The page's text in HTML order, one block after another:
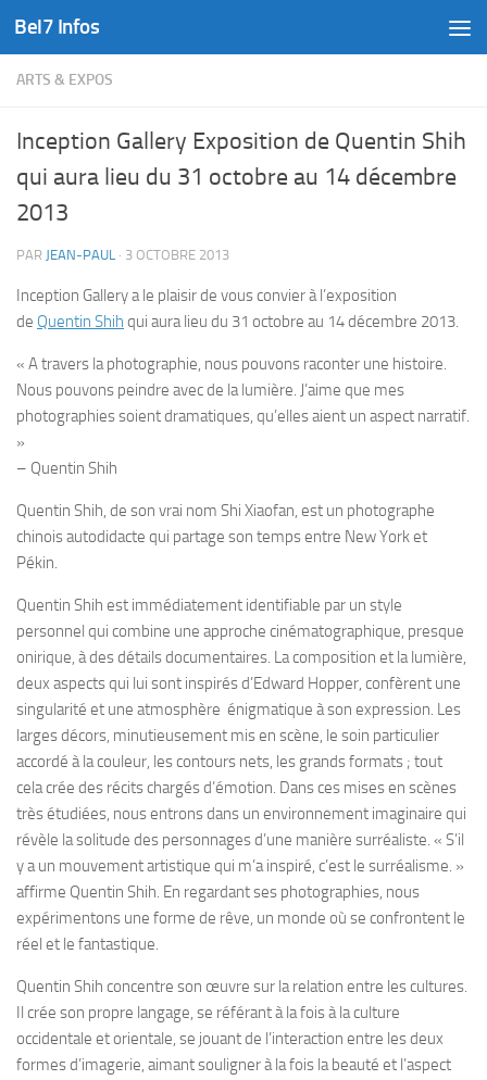
Skip to content
Bel7 Infos
ARTS & EXPOS
Inception Gallery Exposition de Quentin Shih
qui aura lieu du 31 octobre au 14 décembre
2013
PAR JEAN-PAUL · 3 OCTOBRE 2013
Inception Gallery a le plaisir de vous convier à l’exposition
de Quentin Shih qui aura lieu du 31 octobre au 14 décembre 2013.
« A travers la photographie, nous pouvons raconter une histoire.
Nous pouvons peindre avec de la lumière. J’aime que mes
photographies soient dramatiques, qu’elles aient un aspect narratif.
»
– Quentin Shih
Quentin Shih, de son vrai nom Shi Xiaofan, est un photographe
chinois autodidacte qui partage son temps entre New York et
Pékin.
Quentin Shih est immédiatement identifiable par un style
personnel qui combine une approche cinématographique, presque
onirique, à des détails documentaires. La composition et la lumière,
deux aspects qui lui sont inspirés d’Edward Hopper, confèrent une
singularité et une atmosphère énigmatique à son expression. Les
larges décors, minutieusement mis en scène, le soin particulier
accordé à la couleur, les contours nets, les grands formats ; tout
cela crée des récits chargés d’émotion. Dans ces mises en scènes
très étudiées, nous entrons dans un environnement imaginaire qui
révèle la solitude des personnages d’une manière surréaliste. « S’il
y a un mouvement artistique qui m’a inspiré, c’est le surréalisme. »
affirme Quentin Shih. En regardant ses photographies, nous
expérimentons une forme de rêve, un monde où se confrontent le
réel et le fantastique.
Quentin Shih concentre son œuvre sur la relation entre les cultures.
Il crée son propre langage, se référant à la fois à la culture
occidentale et orientale, se jouant de l’interaction entre les deux
formes d’imagerie, aimant souligner à la fois la beauté et l’aspect